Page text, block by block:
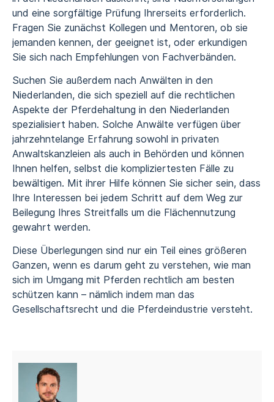
und eine sorgfältige Prüfung Ihrerseits erforderlich.
Fragen Sie zunächst Kollegen und Mentoren, ob sie
jemanden kennen, der geeignet ist, oder erkundigen
Sie sich nach Empfehlungen von Fachverbänden.
Suchen Sie außerdem nach Anwälten in den
Niederlanden, die sich speziell auf die rechtlichen
Aspekte der Pferdehaltung in den Niederlanden
spezialisiert haben. Solche Anwälte verfügen über
jahrzehntelange Erfahrung sowohl in privaten
Anwaltskanzleien als auch in Behörden und können
Ihnen helfen, selbst die kompliziertesten Fälle zu
bewältigen. Mit ihrer Hilfe können Sie sicher sein, dass
Ihre Interessen bei jedem Schritt auf dem Weg zur
Beilegung Ihres Streitfalls um die Flächennutzung
gewahrt werden.
Diese Überlegungen sind nur ein Teil eines größeren
Ganzen, wenn es darum geht zu verstehen, wie man
sich im Umgang mit Pferden rechtlich am besten
schützen kann – nämlich indem man das
Gesellschaftsrecht und die Pferdeindustrie versteht.